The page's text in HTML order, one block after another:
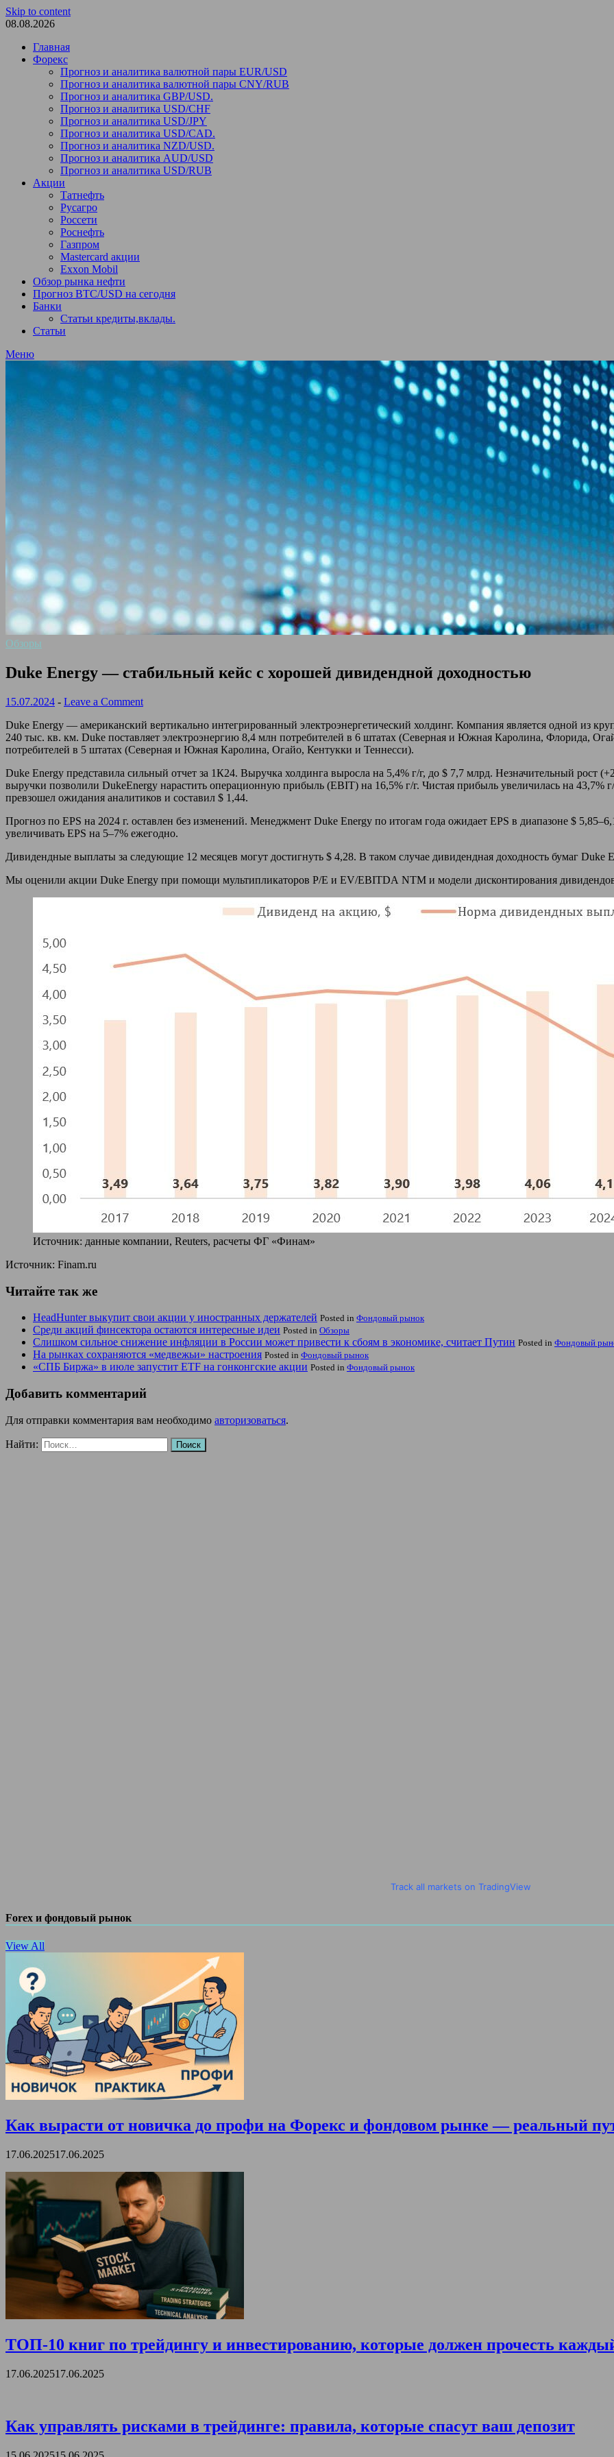
Skip to content
08.08.2026
Главная
Форекс
Прогноз и аналитика валютной пары EUR/USD
Прогноз и аналитика валютной пары CNY/RUB
Прогноз и аналитика GBP/USD.
Прогноз и аналитика USD/CHF
Прогноз и аналитика USD/JPY
Прогноз и аналитика USD/CAD.
Прогноз и аналитика NZD/USD.
Прогноз и аналитика AUD/USD
Прогноз и аналитика USD/RUB
Акции
Татнефть
Русагро
Россети
Роснефть
Газпром
Mastercard акции
Exxon Mobil
Обзор рынка нефти
Прогноз BTC/USD на сегодня
Банки
Статьи кредиты,вклады.
Статьи
Меню
Обзоры
Duke Energy — стабильный кейс с хорошей дивидендной доходностью
15.07.2024 - Leave a Comment
Duke Energy — американский вертикально интегрированный электроэнергетический холдинг. Компания является одной
240 тыс. кв. км. Duke поставляет электроэнергию 8,4 млн потребителей в 6 штатах (Северная и Южная Каролина, Флорида,
потребителей в 5 штатах (Северная и Южная Каролина, Огайо, Кентукки и Теннесси).
Duke Energy представила сильный отчет за 1К24. Выручка холдинга выросла на 5,4% г/г, до $ 7,7 млрд. Незначительный рост
выручки позволили DukeEnergy нарастить операционную прибыль (EBIT) на 16,5% г/г. Чистая прибыль увеличилась на 43,7%
превзошел ожидания аналитиков и составил $ 1,44.
Прогноз по EPS на 2024 г. оставлен без изменений. Менеджмент Duke Energy по итогам года ожидает EPS в диапазоне $
увеличивать EPS на 5–7% ежегодно.
Дивидендные выплаты за следующие 12 месяцев могут достигнуть $ 4,28. В таком случае дивидендная доходность бумаг Duke
Мы оценили акции Duke Energy при помощи мультипликаторов P/E и EV/EBITDA NTM и модели дисконтирования
Источник: данные компании, Reuters, расчеты ФГ «Финам»
Источник: Finam.ru
Читайте так же
HeadHunter выкупит свои акции у иностранных держателей Posted in Фондовый рынок
Среди акций финсектора остаются интересные идеи Posted in Обзоры
Слишком сильное снижение инфляции в России может привести к сбоям в экономике, считает Путин Posted in Фондовый
На рынках сохраняются «медвежьи» настроения Posted in Фондовый рынок
«СПБ Биржа» в июле запустит ETF на гонконгские акции Posted in Фондовый рынок
Добавить комментарий
Для отправки комментария вам необходимо авторизоваться.
Найти:
Track all markets on TradingView
Forex и фондовый рынок
View All
Как вырасти от новичка до профи на Форекс и фондовом рынке — реальный
17.06.202517.06.2025
ТОП-10 книг по трейдингу и инвестированию, которые должен прочесть
17.06.202517.06.2025
Как управлять рисками в трейдинге: правила, которые спасут ваш депозит